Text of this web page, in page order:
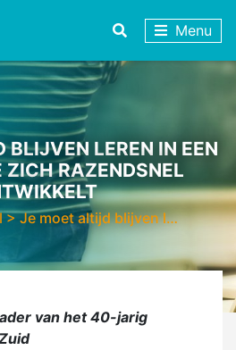
Menu
LEREN IN EEN
ZICH RAZENDSNEL
>Je moet altijd blijven l…
van het 40-jarig